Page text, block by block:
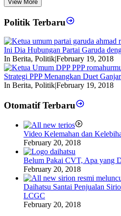
View More
Politik Terbaru
Ini Dia Hubungan Partai Garuda
In Berita, Politik|February 19, 2018
Strategi PPP Menangkan Duet
In Berita, Politik|February 19, 2018
Otomatif Terbaru
Video Kelemahan dan
February 20, 2018
Belum Pakai CVT, Apa yang
February 20, 2018
Daihatsu Santai Penjualan
LCGC
February 20, 2018